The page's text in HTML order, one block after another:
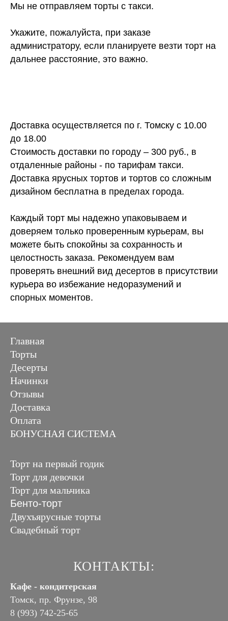
Мы не отправляем торты с такси.
Укажите, пожалуйста, при заказе
администратору, если планируете везти торт на
дальнее расстояние, это важно.
Доставка осуществляется по г. Томску с 10.00
до 18.00
Стоимость доставки по городу – 300 руб., в
отдаленные районы - по тарифам такси.
Доставка ярусных тортов и тортов со сложным
дизайном бесплатна в пределах города.
Каждый торт мы надежно упаковываем и
доверяем только проверенным курьерам, вы
можете быть спокойны за сохранность и
целостность заказа. Рекомендуем вам
проверять внешний вид десертов в присутствии
курьера во избежание недоразумений и
спорных моментов.
Главная
Торты
Десерты
Начинки
Отзывы
Доставка
Оплата
БОНУСНАЯ СИСТЕМА
Торт на первый годик
Торт для девочки
Торт для мальчика
Бенто-торт
Двухъярусные торты
Свадебный торт
КОНТАКТЫ:
Кафе - кондитерская
Томск, пр. Фрунзе, 98
8 (993) 742-25-65